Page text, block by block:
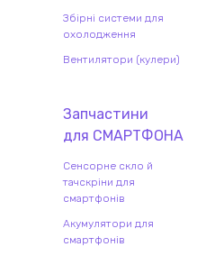
Збірні системи для
охолодження
Вентилятори (кулери)
Запчастини
для СМАРТФОНА
Сенсорне скло й
тачскріни для
смартфонів
Акумулятори для
смартфонів